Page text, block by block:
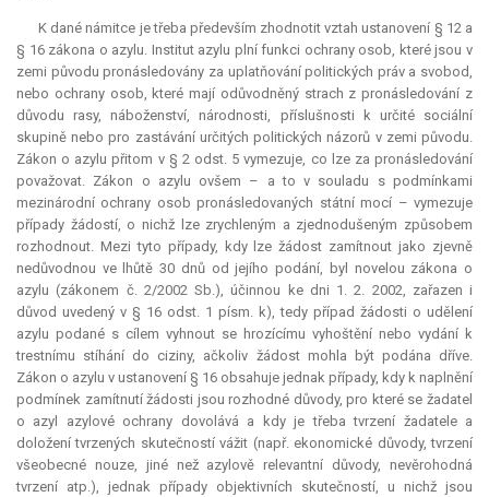
K dané námitce je třeba především zhodnotit vztah ustanovení § 12 a
§ 16 zákona o azylu. Institut azylu plní funkci ochrany osob, které jsou v
zemi původu pronásledovány za uplatňování politických práv a svobod,
nebo ochrany osob, které mají odůvodněný strach z pronásledování z
důvodu rasy, náboženství, národnosti, příslušnosti k určité sociální
skupině nebo pro zastávání určitých politických názorů v zemi původu.
Zákon o azylu přitom v § 2 odst. 5 vymezuje, co lze za pronásledování
považovat. Zákon o azylu ovšem – a to v souladu s podmínkami
mezinárodní ochrany osob pronásledovaných státní mocí – vymezuje
případy žádostí, o nichž lze zrychleným a zjednodušeným způsobem
rozhodnout. Mezi tyto případy, kdy lze žádost zamítnout jako zjevně
nedůvodnou ve lhůtě 30 dnů od jejího podání, byl novelou zákona o
azylu (zákonem č. 2/2002 Sb.), účinnou ke dni 1. 2. 2002, zařazen i
důvod uvedený v § 16 odst. 1 písm. k), tedy případ žádosti o udělení
azylu podané s cílem vyhnout se hrozícímu vyhoštění nebo vydání k
trestnímu stíhání do ciziny, ačkoliv žádost mohla být podána dříve.
Zákon o azylu v ustanovení § 16 obsahuje jednak případy, kdy k naplnění
podmínek zamítnutí žádosti jsou rozhodné důvody, pro které se žadatel
o azyl azylové ochrany dovolává a kdy je třeba tvrzení žadatele a
doložení tvrzených skutečností vážit (např. ekonomické důvody, tvrzení
všeobecné nouze, jiné než azylověrelevantní důvody, nevěrohodná
tvrzení atp.), jednak případy objektivních skutečností, u nichž jsou